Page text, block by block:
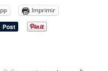
Imprimir